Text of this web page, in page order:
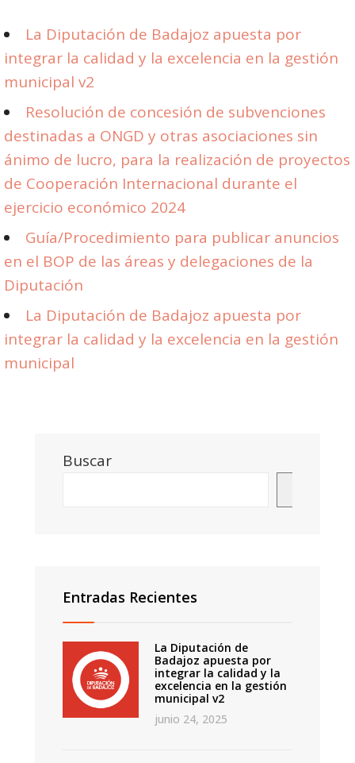
La Diputación de Badajoz apuesta por
integrar la calidad y la excelencia en la gestión
municipal v2
Resolución de concesión de subvenciones
destinadas a ONGD y otras asociaciones sin
ánimo de lucro, para la realización de proyectos
de Cooperación Internacional durante el
ejercicio económico 2024
Guía/Procedimiento para publicar anuncios
en el BOP de las áreas y delegaciones de la
Diputación
La Diputación de Badajoz apuesta por
integrar la calidad y la excelencia en la gestión
municipal
Buscar
Entradas Recientes
La Diputación de
Badajoz apuesta por
integrar la calidad y la
excelencia en la gestión
municipal v2
junio 24, 2025